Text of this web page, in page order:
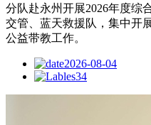
分队赴永州开展2026年度综
交管、蓝天救援队，集中开
公益带教工作。
2026-08-04
34